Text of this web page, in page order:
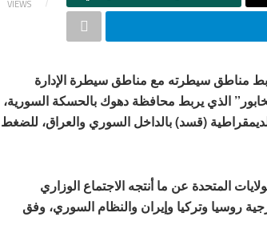
VIEWS
مناطق سيطرته مع مناطق سيطرة الإدارة
الذي يربط محافظة دهوك بالحسكة السورية،
(قسد) بالداخل السوري والعراق، للضغط
المتحدة عن ما أنتجه الاجتماع الوزاري
روسيا وتركيا وإيران والنظام السوري، وفق